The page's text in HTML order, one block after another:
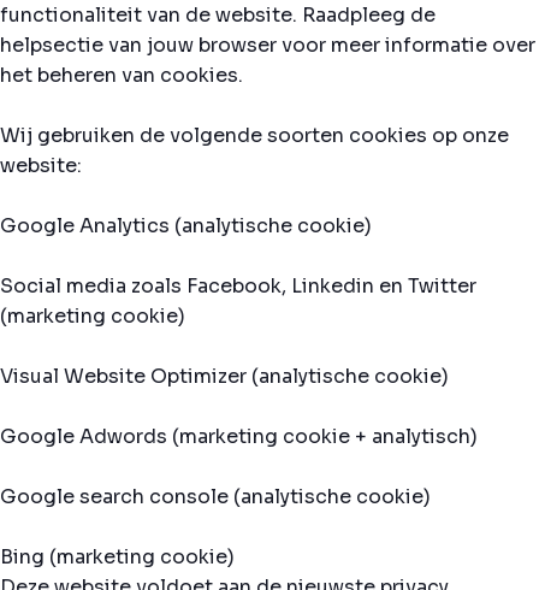
functionaliteit van de website. Raadpleeg de
helpsectie van jouw browser voor meer informatie over
het beheren van cookies.
Wij gebruiken de volgende soorten cookies op onze
website:
Google Analytics (analytische cookie)
Social media zoals Facebook, Linkedin en Twitter
(marketing cookie)
Visual Website Optimizer (analytische cookie)
Google Adwords (marketing cookie + analytisch)
Google search console (analytische cookie)
Bing (marketing cookie)